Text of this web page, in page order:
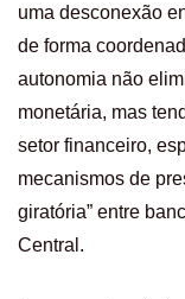
uma desconexão
de forma
autonomia não
monetária, mas
setor financeiro,
mecanismos de
giratória” entre
Central.